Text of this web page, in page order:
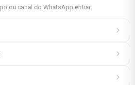
ou canal do WhatsApp entrar: